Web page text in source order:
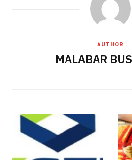
AUTHOR
MALABAR